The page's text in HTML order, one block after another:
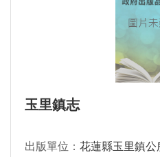
玉里鎮志
出版單位： 花蓮縣玉里鎮公